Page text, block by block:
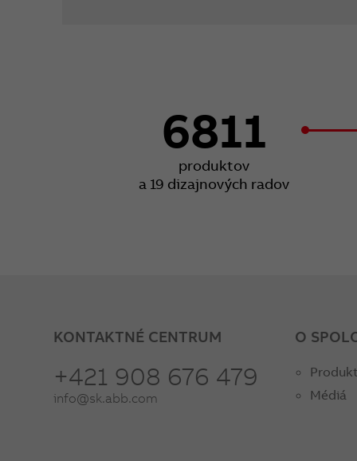
6811
produktov
a 19 dizajnových radov
KONTAKTNÉ CENTRUM
+421 908 676 479
info@sk.abb.com
O
Médiá